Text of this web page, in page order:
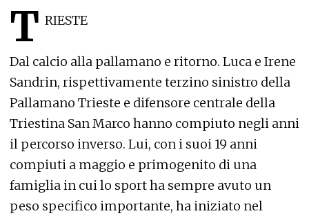
T RIESTE
Dal calcio alla pallamano e ritorno. Luca e Irene
Sandrin, rispettivamente terzino sinistro della
Pallamano Trieste e difensore centrale della
Triestina San Marco hanno compiuto negli anni
il percorso inverso. Lui, con i suoi 19 anni
compiuti a maggio e primogenito di una
famiglia in cui lo sport ha sempre avuto un
peso specifico importante, ha iniziato nel